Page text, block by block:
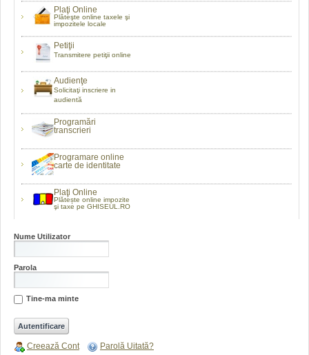
Plaţi Online
Plăteşte online taxele şi
impozitele locale
Petiţii
Transmitere petiţii online
Audienţe
Solicitaţi inscriere in
audientă
Programări
transcrieri
Programare online
carte de identitate
Plaţi Online
Plătește online impozite
şi taxe pe GHISEUL.RO
Nume Utilizator
Parola
Tine-ma minte
Creează Cont Parolă Uitată?